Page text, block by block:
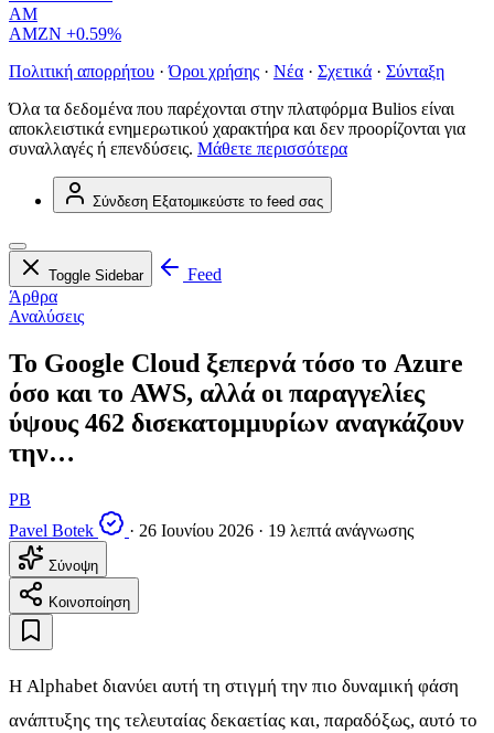
AM
AMZN +0.59%
Πολιτική απορρήτου · Όροι χρήσης · Νέα · Σχετικά · Σύνταξη
Όλα τα δεδομένα που παρέχονται στην πλατφόρμα Bulios είναι
αποκλειστικά ενημερωτικού χαρακτήρα και δεν προορίζονται για
συναλλαγές ή επενδύσεις. Μάθετε περισσότερα
Σύνδεση Εξατομικεύστε το feed σας
Toggle Sidebar
Feed
Άρθρα
Αναλύσεις
Το Google Cloud ξεπερνά τόσο το Azure
όσο και το AWS, αλλά οι παραγγελίες
ύψους 462 δισεκατομμυρίων αναγκάζουν
την…
PB
Pavel Botek
· 26 Ιουνίου 2026 · 19 λεπτά ανάγνωσης
Σύνοψη
Κοινοποίηση
Η Alphabet διανύει αυτή τη στιγμή την πιο δυναμική φάση
ανάπτυξης της τελευταίας δεκαετίας και, παραδόξως, αυτό το